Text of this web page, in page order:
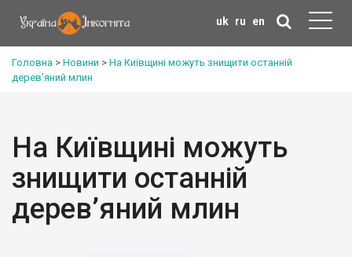
uk ru en
Головна > Новини > На Київщині можуть знищити останній
дерев’яний млин
На Київщині можуть
знищити останній
дерев’яний млин